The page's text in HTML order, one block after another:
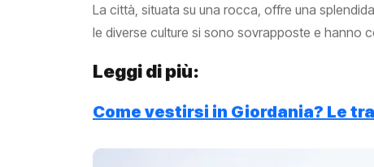
La città, situata su una rocca, offre una
le diverse culture si sono sovrapposte e hanno
Leggi di più:
Come vestirsi in Giordania? Le